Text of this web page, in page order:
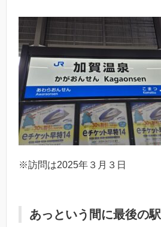
※訪問は2025年３月３日
あっという間に最後の駅